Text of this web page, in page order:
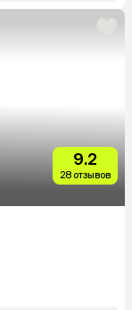
9.2
28 отзывов